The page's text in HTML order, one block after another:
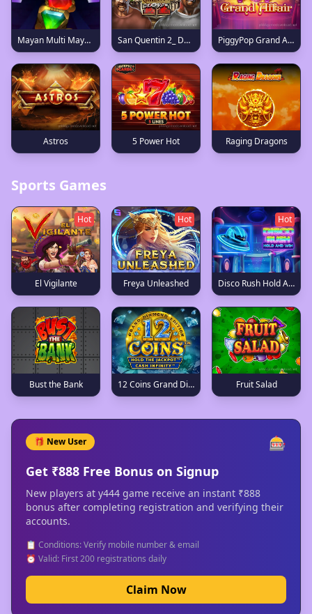
Mayan Multi Mayhem San Quentin 2_ Death Row PiggyPop Grand Affair
Astros 5 Power Hot Raging Dragons
Sports Games
El Vigilante
Hot
Freya Unleashed
Hot
Disco Rush Hold And Win
Hot
Bust the Bank 12 Coins Grand Diamond Edition Fruit Salad
🎁 New User 🎰
Get ₹888 Free Bonus on Signup
New players at y444 game receive an instant ₹888
bonus after completing registration and verifying their
accounts.
📋 Conditions: Verify mobile number & email
⏰ Valid: First 200 registrations daily
Claim Now